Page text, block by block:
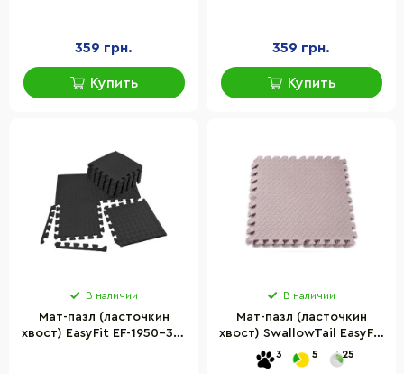
359 грн.
Купить
359 грн.
Купить
В наличии
Мат-пазл (ласточкин
хвост) EasyFit EF-1950-30-
В наличии
Мат-пазл (ласточкин
хвост) SwallowTail EasyFit
EF-1950-BGE 60 х 60 см,
бежевый
3 5 25